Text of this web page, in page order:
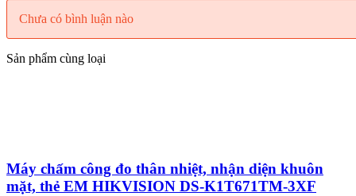
Chưa có bình luận nào
Sản phẩm cùng loại
Máy chấm công đo thân nhiệt, nhận diện khuôn
mặt, thẻ EM HIKVISION DS-K1T671TM-3XF